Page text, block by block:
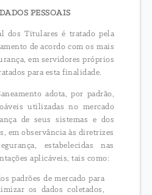
PESSOAIS
dos Titulares é tratado pela
de acordo com os mais
em servidores próprios
para esta finalidade.
adota, por padrão,
utilizadas no mercado
de seus sistemas e dos
em observância às diretrizes
estabelecidas nas
aplicáveis, tais como:
padrões de mercado para
os dados coletados,